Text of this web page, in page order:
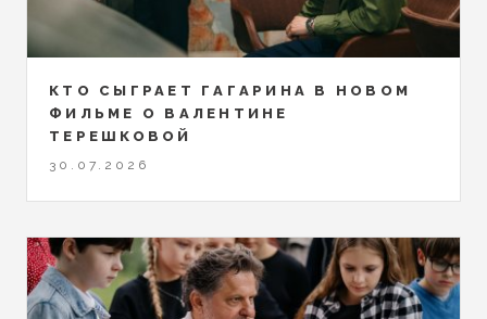
КТО СЫГРАЕТ ГАГАРИНА В НОВОМ
ФИЛЬМЕ О ВАЛЕНТИНЕ
ТЕРЕШКОВОЙ
30.07.2026